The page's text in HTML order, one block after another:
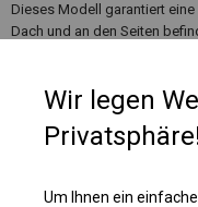
Dieses Modell garantiert
Dach und an den Seiten
Wir legen
Um Ihnen ein